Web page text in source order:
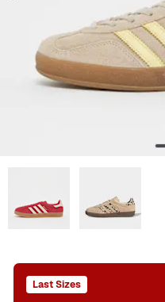
Last Sizes